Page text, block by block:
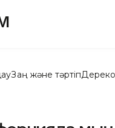
Заң және тәртіп